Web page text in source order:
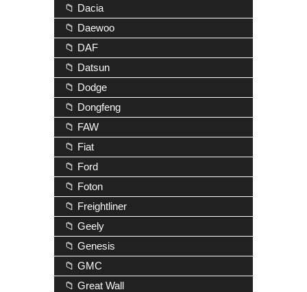
📁 Dacia
📁 Daewoo
📁 DAF
📁 Datsun
📁 Dodge
📁 Dongfeng
📁 FAW
📁 Fiat
📁 Ford
📁 Foton
📁 Freightliner
📁 Geely
📁 Genesis
📁 GMC
📁 Great Wall